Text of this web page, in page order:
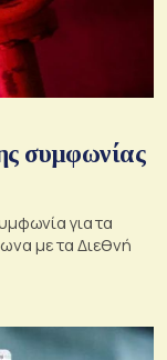
συμφωνίας
για τα